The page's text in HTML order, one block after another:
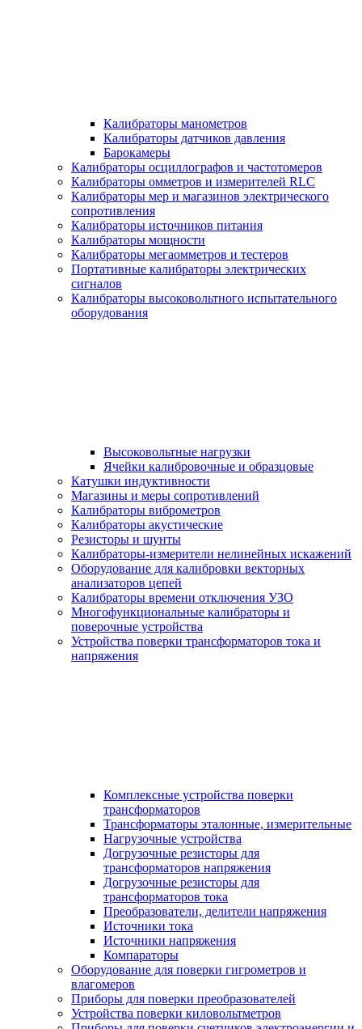
Калибраторы манометров
Калибраторы датчиков давления
Барокамеры
Калибраторы осциллографов и частотомеров
Калибраторы омметров и измерителей RLC
Калибраторы мер и магазинов электрического
сопротивления
Калибраторы источников питания
Калибраторы мощности
Калибраторы мегаомметров и тестеров
Портативные калибраторы электрических
сигналов
Калибраторы высоковольтного испытательного
оборудования
Высоковольтные нагрузки
Ячейки калибровочные и образцовые
Катушки индуктивности
Магазины и меры сопротивлений
Калибраторы виброметров
Калибраторы акустические
Резисторы и шунты
Калибраторы-измерители нелинейных искажений
Оборудование для калибровки векторных
анализаторов цепей
Калибраторы времени отключения УЗО
Многофункциональные калибраторы и
поверочные устройства
Устройства поверки трансформаторов тока и
напряжения
Комплексные устройства поверки
трансформаторов
Трансформаторы эталонные, измерительные
Нагрузочные устройства
Догрузочные резисторы для
трансформаторов напряжения
Догрузочные резисторы для
трансформаторов тока
Преобразователи, делители напряжения
Источники тока
Источники напряжения
Компараторы
Оборудование для поверки гигрометров и
влагомеров
Приборы для поверки преобразователей
Устройства поверки киловольтметров